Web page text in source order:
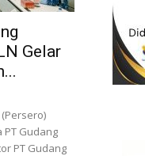
Gelar
Gudang
PT Gudang